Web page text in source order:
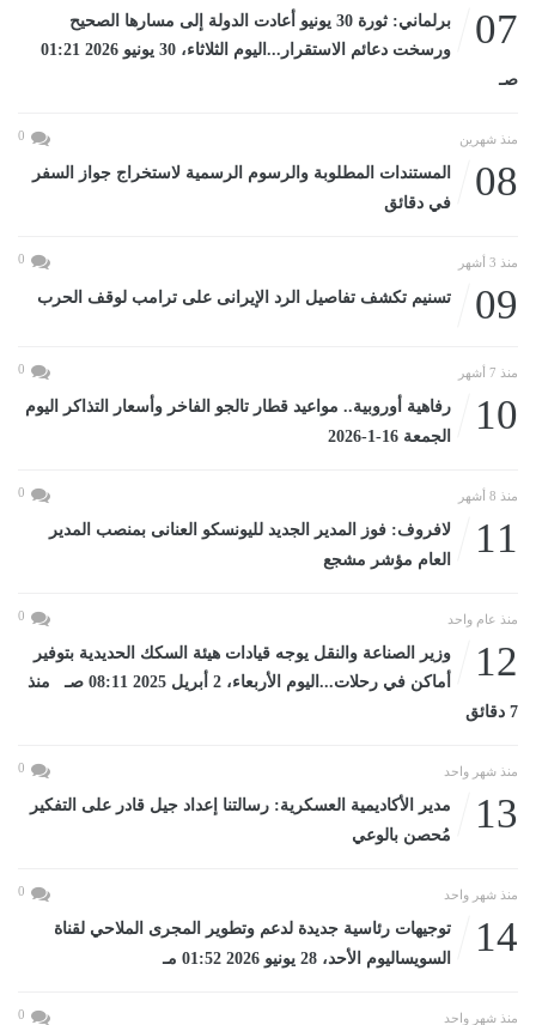
07
برلماني: ثورة 30 يونيو أعادت الدولة إلى مسارها الصحيح
ورسخت دعائم الاستقرار...اليوم الثلاثاء، 30 يونيو 2026 01:21
صـ
منذ شهرين 0
08
المستندات المطلوبة والرسوم الرسمية لاستخراج جواز السفر
في دقائق
منذ 3 أشهر 0
09 تسنيم تكشف تفاصيل الرد الإيرانى على ترامب لوقف الحرب
منذ 7 أشهر 0
10
رفاهية أوروبية.. مواعيد قطار تالجو الفاخر وأسعار التذاكر اليوم
الجمعة 16-1-2026
منذ 8 أشهر 0
11
لافروف: فوز المدير الجديد لليونسكو العنانى بمنصب المدير
العام مؤشر مشجع
منذ عام واحد 0
12
وزير الصناعة والنقل يوجه قيادات هيئة السكك الحديدية بتوفير
أماكن في رحلات...اليوم الأربعاء، 2 أبريل 2025 08:11 صـ منذ
7 دقائق
منذ شهر واحد 0
13
مدير الأكاديمية العسكرية: رسالتنا إعداد جيل قادر على التفكير
مُحصن بالوعي
منذ شهر واحد 0
14
توجيهات رئاسية جديدة لدعم وتطوير المجرى الملاحي لقناة
السويساليوم الأحد، 28 يونيو 2026 01:52 مـ
منذ شهر واحد 0